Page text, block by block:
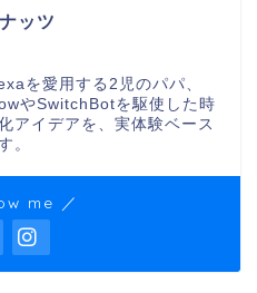
ッツ
を愛用する2児のパパ、
やSwitchBotを駆使した時
アイデアを、実体験ベース
。
me ／